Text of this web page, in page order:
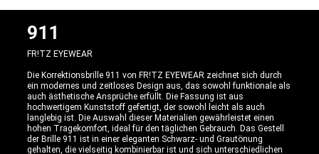
911
FR!TZ EYEWEAR
Die Korrektionsbrille 911 von FR!TZ EYEWEAR zeichnet sich durch
ein modernes und zeitloses Design aus, das sowohl funktionale als
auch ästhetische Ansprüche erfüllt. Die Fassung ist aus
hochwertigem Kunststoff gefertigt, der sowohl leicht als auch
langlebig ist. Die Auswahl dieser Materialien gewährleistet einen
hohen Tragekomfort, ideal für den täglichen Gebrauch. Das Gestell
der Brille 911 ist in einer eleganten Schwarz- und Grautönung
gehalten, die vielseitig kombinierbar ist und sich unterschiedlichen